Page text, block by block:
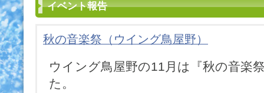
イベント報告
秋の音楽祭（ウイング鳥屋野）
ウイング鳥屋野の11月は『秋の音楽
た。